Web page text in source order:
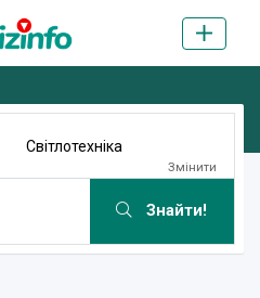
Світлотехніка
Змінити
Знайти!